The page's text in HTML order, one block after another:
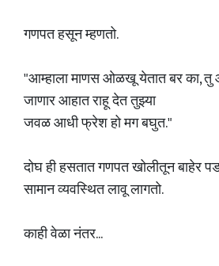
गणपत हसून म्हणतो.
"आम्हाला माणस ओळखू येतात बर का,
जाणार आहात राहू देत तुझ्या
जवळ आधी फ्रेश हो मग बघुत."
दोघ ही हसतात गणपत खोलीतून बाहेर
सामान व्यवस्थित लावू लागतो.
काही वेळा नंतर...